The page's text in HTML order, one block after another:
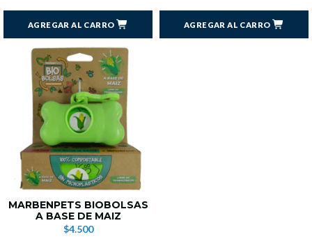
AGREGAR AL CARRO AGREGAR AL CARRO
MARBENPETS BIOBOLSAS
A BASE DE MAIZ
$4.500